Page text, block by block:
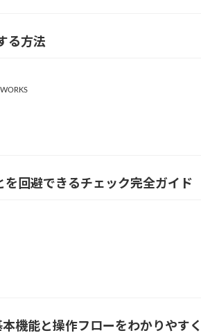
る方法
回避できるチェック完全ガイド
機能と操作フローをわかりやす